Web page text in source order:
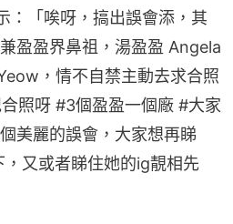
：「唉呀，搞出誤會添，其
盈盈界鼻祖，湯盈盈 Angela
，情不自禁主動去求合照
照呀 #3個盈盈一個廠 #大家
美麗的誤會，大家想再睇
又或者睇住她的ig靚相先